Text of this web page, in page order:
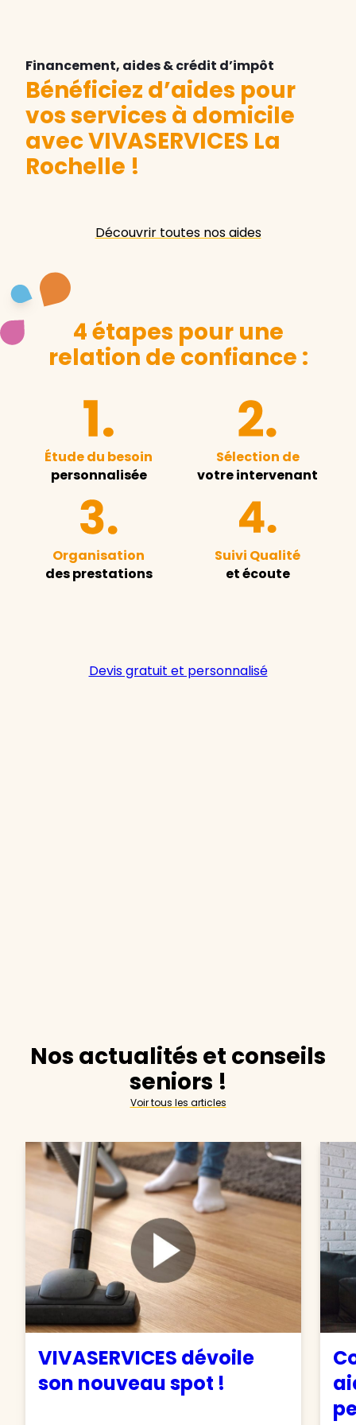
Financement, aides & crédit d’impôt
Bénéficiez d’aides pour
vos services à domicile
avec VIVASERVICES La
Rochelle !
Découvrir toutes nos aides
4 étapes pour une
relation de confiance :
Étude du besoin
personnalisée
Sélection de
votre intervenant
Organisation
des prestations
Suivi Qualité
et écoute
Devis gratuit et personnalisé
Nos actualités et conseils
seniors !
Voir tous les articles
VIVASERVICES dévoile
son nouveau spot !